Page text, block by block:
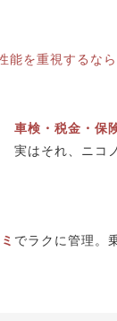
能を重視するな
車検・税金・保
実はそれ、ニコ
でラクに管理。